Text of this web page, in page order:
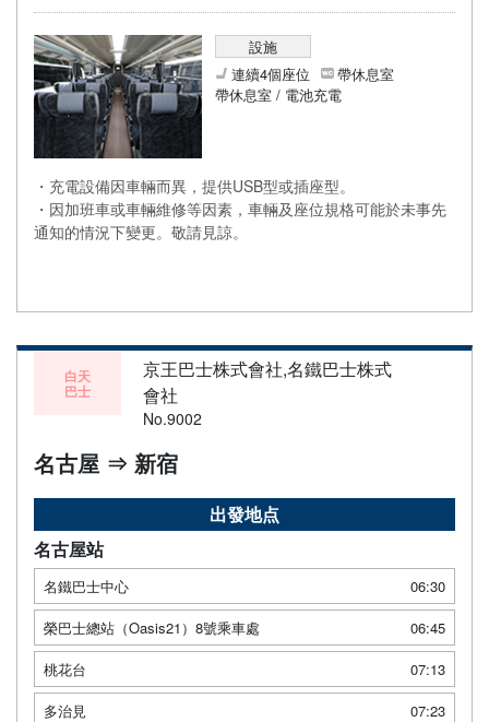
設施
連續4個座位
帶休息室
帶休息室 / 電池充電
・充電設備因車輛而異，提供USB型或插座型。
・因加班車或車輛維修等因素，車輛及座位規格可能於未事先
通知的情況下變更。敬請見諒。
白天
巴士
京王巴士株式會社,名鐵巴士株式
會社
No.9002
名古屋 ⇒ 新宿
出發地点
名古屋站
名鐵巴士中心
06:30
榮巴士總站（Oasis21）8號乘車處
06:45
桃花台
07:13
多治見
07:23